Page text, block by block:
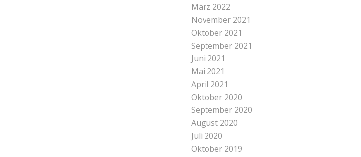
März 2022
November 2021
Oktober 2021
September 2021
Juni 2021
Mai 2021
April 2021
Oktober 2020
September 2020
August 2020
Juli 2020
Oktober 2019